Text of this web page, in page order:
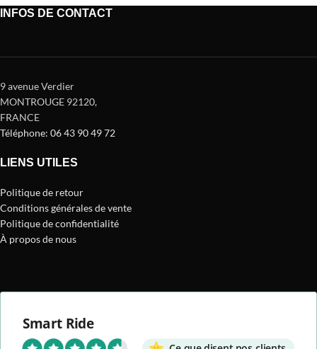
INFOS DE CONTACT
9 avenue Verdier
MONTROUGE 92120,
FRANCE
Téléphone: 06 43 90 49 72
LIENS UTILES
Politique de retour
Conditions générales de vente
Politique de confidentialité
À propos de nous
Smart Ride